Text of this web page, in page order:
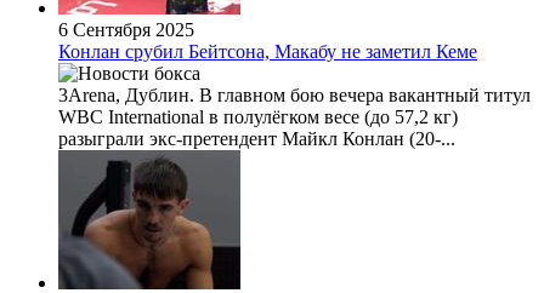
6 Сентября 2025
Конлан срубил Бейтсона, Макабу не заметил Кеме
3Arena, Дублин. В главном бою вечера вакантный титул
WBC International в полулёгком весе (до 57,2 кг)
разыграли экс-претендент Майкл Конлан (20-...